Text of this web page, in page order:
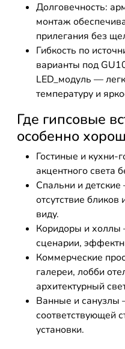
Долговечность:
монтаж
прилегания без
Гибкость по
варианты под
LED_модуль —
температуру и
Где гипсовые
особенно
Гостиные и
акцентного света
Спальни и
отсутствие бликов
виду.
Коридоры и холлы
сценарии,
Коммерческие
галереи, лобби
архитектурный
Ванные и
соответствующей
установки.